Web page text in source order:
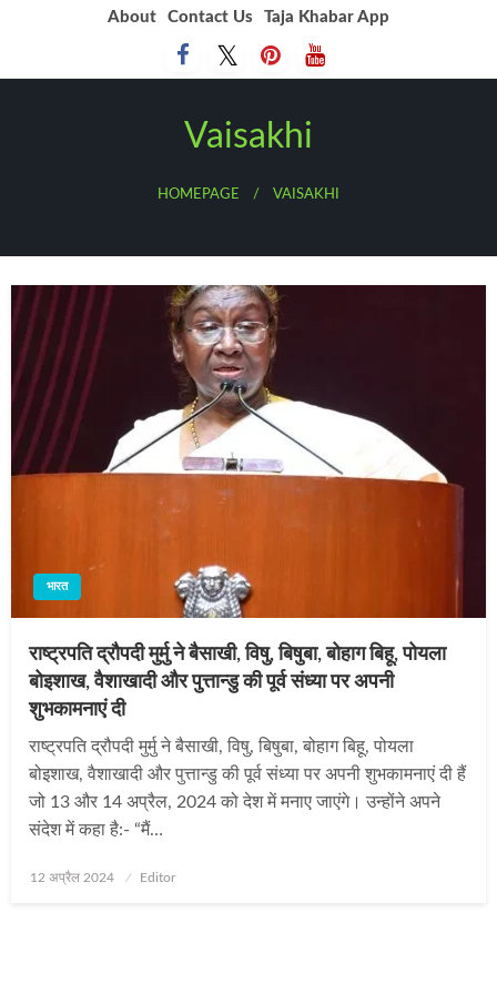
About Contact Us Taja Khabar App
Vaisakhi
HOMEPAGE VAISAKHI
भारत
राष्ट्रपति द्रौपदी मुर्मु ने बैसाखी, विषु, बिषुबा, बोहाग बिहू, पोयला
बोइशाख, वैशाखादी और पुत्तान्डु की पूर्व संध्या पर अपनी
शुभकामनाएं दी
राष्ट्रपति द्रौपदी मुर्मु ने बैसाखी, विषु, बिषुबा, बोहाग बिहू, पोयला
बोइशाख, वैशाखादी और पुत्तान्डु की पूर्व संध्या पर अपनी शुभकामनाएं दी हैं
जो 13 और 14 अप्रैल, 2024 को देश में मनाए जाएंगे। उन्होंने अपने
संदेश में कहा है:- “मैं…
Posted
12 अप्रैल 2024 Editor